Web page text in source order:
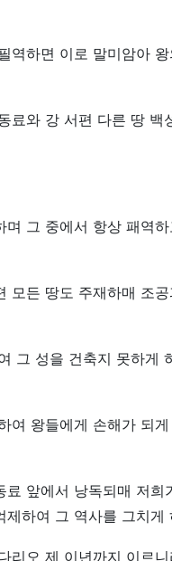
역하면 이로 말미암아
료와 강 서편 다른 땅 백
그 중에서 항상 패역하
모든 땅도 주재하매 조
그 성을 건축지 못하게
여 왕들에게 손해가 되
료 앞에서 낭독되매 저희
하여 그 역사를 그치게
리오 제 이년까지 이르